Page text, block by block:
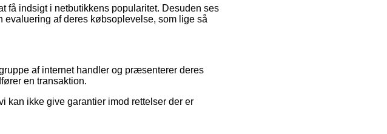
få indsigt i netbutikkens popularitet. Desuden ses
evaluering af deres købsoplevelse, som lige så
af internet handler og præsenterer deres
en transaktion.
kan ikke give garantier imod rettelser der er